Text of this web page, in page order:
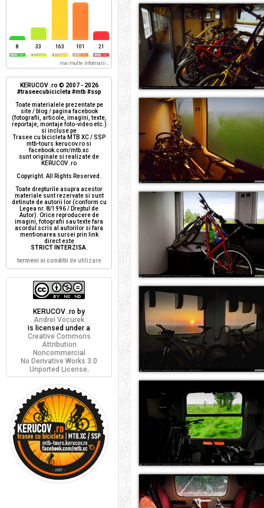
8 33 163 101 21
mai multe informatii...
KERUCOV .ro © 2007 - 2026
#traseecubicicleta #mtb #ssp
Toate materialele prezentate pe
site / blog / pagina facebook
(fotografii, articole, imagini, texte,
reportaje, montaje foto-video etc.)
si incluse pe
Trasee cu bicicleta MTB XC / SSP
mtb-tours.kerucov.ro si
facebook.com/mtb.xc
sunt originale si realizate de
KERUCOV .ro
Copyright. All Rights Reserved.
Toate drepturile asupra acestor
materiale sunt rezervate si sunt
detinute de autorii lor (conform cu
Legea nr. 8/1996 / Dreptul de
Autor). Orice reproducere de
imagini, fotografii sau texte fara
acordul scris al autorilor si fara
mentionarea sursei prin link
direct este
STRICT INTERZISA.
termeni si conditii de utilizare
KERUCOV .ro by
Andrei Vocurek
is licensed under a
Creative Commons
Attribution
Noncommercial
No Derivative Works 3.0
Unported License.